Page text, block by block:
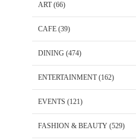
ART(66)
CAFE (39)
DINING (474)
ENTERTAINMENT(162)
EVENTS (121)
FASHION & BEAUTY (529)